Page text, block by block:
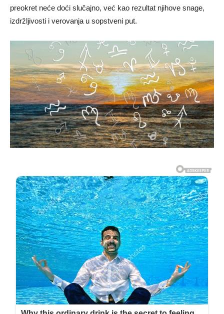
preokret neće doći slučajno, već kao rezultat njihove snage,
izdržljivosti i verovanja u sopstveni put.